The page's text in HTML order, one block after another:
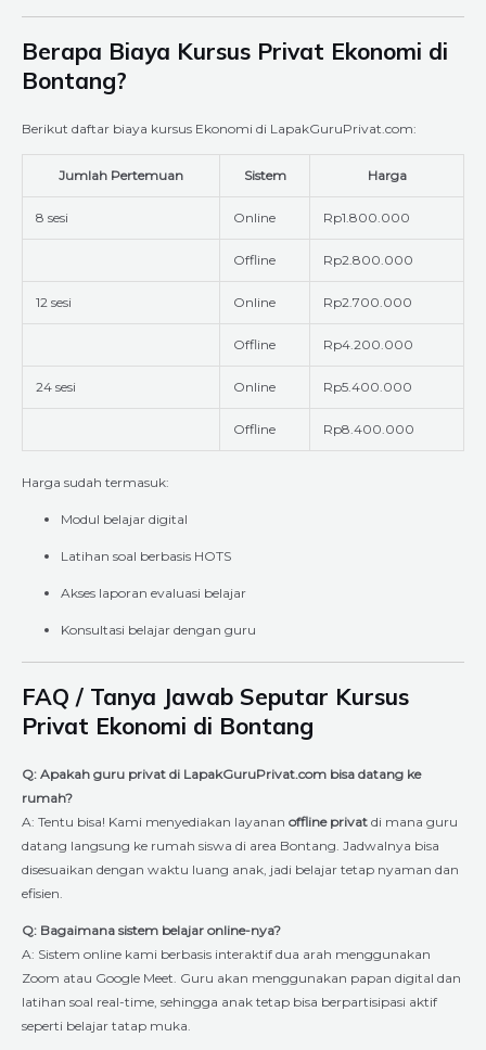
Berapa Biaya Kursus Privat Ekonomi di
Bontang?
Berikut daftar biaya kursus Ekonomi di LapakGuruPrivat.com:
Jumlah Pertemuan Sistem Harga
8 sesi Online Rp1.800.000
Offline Rp2.800.000
12 sesi Online Rp2.700.000
Offline Rp4.200.000
24 sesi Online Rp5.400.000
Offline Rp8.400.000
Harga sudah termasuk:
Modul belajar digital
Latihan soal berbasis HOTS
Akses laporan evaluasi belajar
Konsultasi belajar dengan guru
FAQ / Tanya Jawab Seputar Kursus
Privat Ekonomi di Bontang
Q: Apakah guru privat di LapakGuruPrivat.com bisa datang ke
rumah?
A: Tentu bisa! Kami menyediakan layanan offline privat di mana guru
datang langsung ke rumah siswa di area Bontang. Jadwalnya bisa
disesuaikan dengan waktu luang anak, jadi belajar tetap nyaman dan
efisien.
Q: Bagaimana sistem belajar online-nya?
A: Sistem online kami berbasis interaktif dua arah menggunakan
Zoom atau Google Meet. Guru akan menggunakan papan digital dan
latihan soal real-time, sehingga anak tetap bisa berpartisipasi aktif
seperti belajar tatap muka.